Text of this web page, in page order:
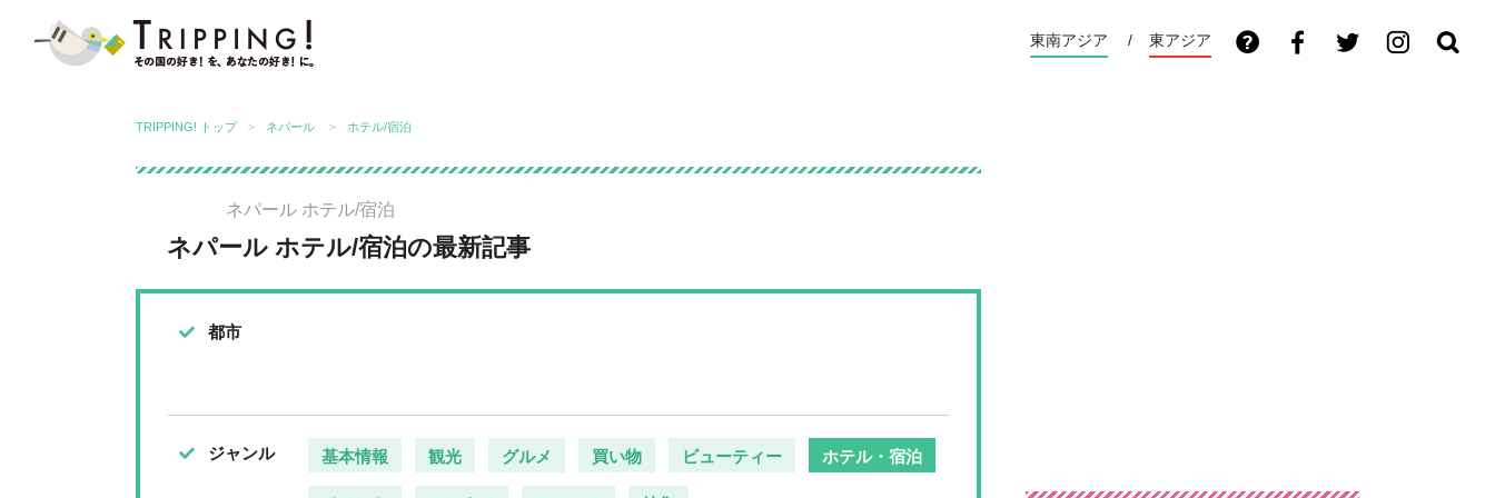
東南アジア 東アジア
TRIPPING! トップ ネパール ホテル/宿泊
ネパール ホテル/宿泊
ネパール ホテル/宿泊の最新記事
都市
ジャンル 基本情報 観光 グルメ 買い物 ビューティー ホテル・宿泊